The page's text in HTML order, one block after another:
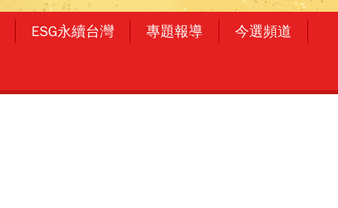
ESG永續台灣 專題報導 今選頻道